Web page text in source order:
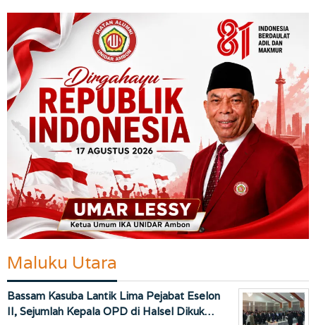
Maluku Utara
Bassam Kasuba Lantik Lima Pejabat Eselon
II, Sejumlah Kepala OPD di Halsel Dikuk…